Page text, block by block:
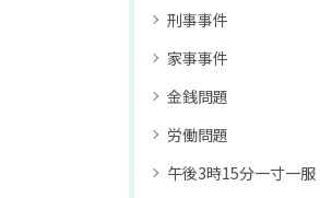
刑事事件
家事事件
金銭問題
労働問題
午後3時15分一寸一服